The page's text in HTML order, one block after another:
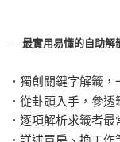
──最實用易懂的自助解
‧獨創關鍵字解籤，
‧從卦頭入手，參透
‧逐項解析求籤者最